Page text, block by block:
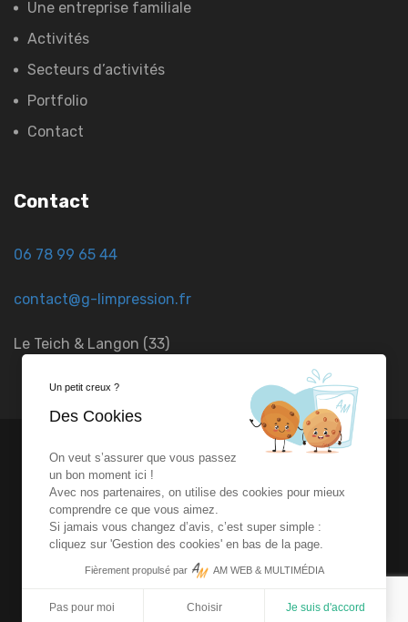
Une entreprise familiale
Activités
Secteurs d’activités
Portfolio
Contact
Contact
06 78 99 65 44
contact@g-limpression.fr
Le Teich & Langon (33)
© Copyright 2023 Réalisé par
Mentions Légales-Gestion des cookies
Un petit creux ?
Des Cookies
On veut s’assurer que vous passez
un bon moment ici !
Avec nos partenaires, on utilise des cookies pour mieux
comprendre ce que vous aimez.
Si jamais vous changez d’avis, c’est super simple :
cliquez sur 'Gestion des cookies' en bas de la page.
Fièrement propulsé par AM WEB & MULTIMÉDIA
Pas pour moi Choisir Je suis d'accord